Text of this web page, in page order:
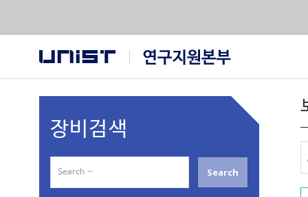
장비검색